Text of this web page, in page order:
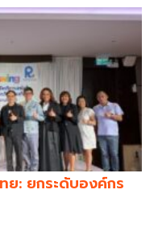
ย: ยกระดับองค์กร